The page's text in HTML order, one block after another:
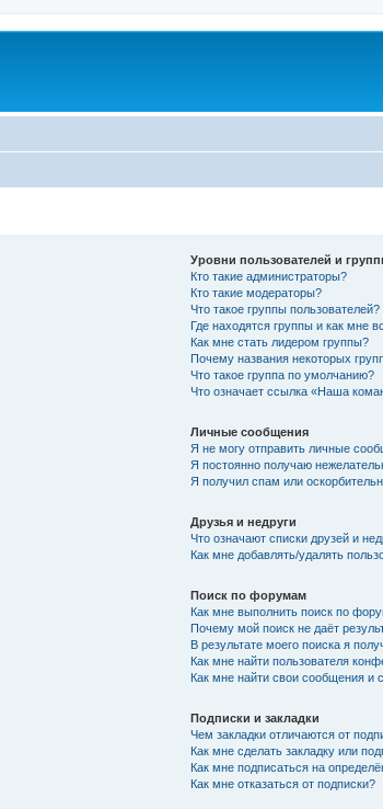
Уровни пользователей и
Кто такие администраторы?
Кто такие модераторы?
Что такое группы пользователей?
Где находятся группы и как мне
Как мне стать лидером группы?
Почему названия некоторых
Что такое группа по умолчанию?
Что означает ссылка «Наша
Личные сообщения
Я не могу отправить личные
Я постоянно получаю
Я получил спам или
Друзья и недруги
Что означают списки друзей и
Как мне добавлять/удалять
Поиск по форумам
Как мне выполнить поиск по
Почему мой поиск не даёт
В результате моего поиска я
Как мне найти пользователя
Как мне найти свои сообщения и
Подписки и закладки
Чем закладки отличаются от
Как мне сделать закладку или
Как мне подписаться на
Как мне отказаться от подписки?